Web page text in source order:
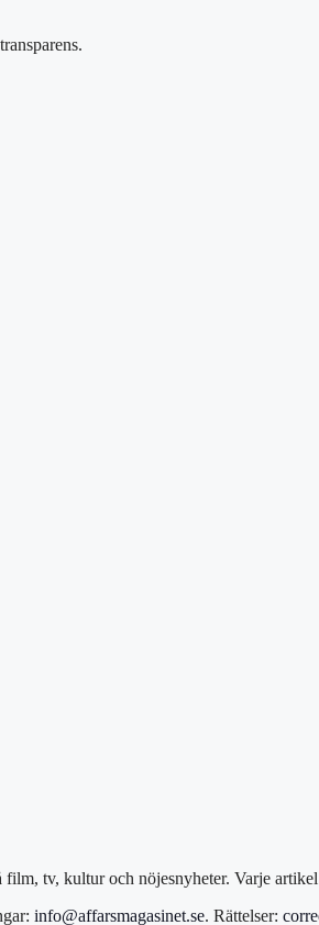
tv, kultur och nöjesnyheter. Varje
info@affarsmagasinet.se. Rättelser: